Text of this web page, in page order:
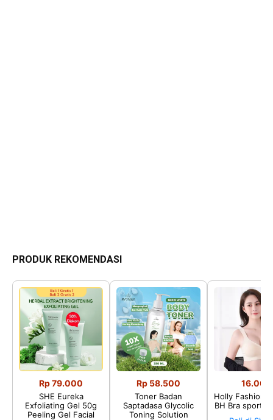
PRODUK REKOMENDASI
Rp 79.000
SHE Eureka
Exfoliating Gel 50g
Peeling Gel Facial
Rp 58.500
Toner Badan
Saptadasa Glycolic
Toning Solution
16.002
Holly Fashion♛
BH Bra sport